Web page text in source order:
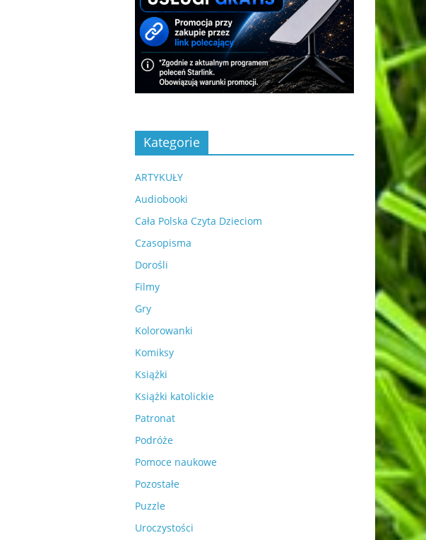
Kategorie
ARTYKUŁY
Audiobooki
Cała Polska Czyta Dzieciom
Czasopisma
Dorośli
Filmy
Gry
Kolorowanki
Komiksy
Książki
Książki katolickie
Patronat
Podróże
Pomoce naukowe
Pozostałe
Puzzle
Uroczystości